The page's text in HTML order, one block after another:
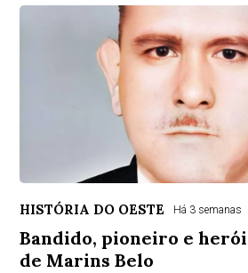
HISTÓRIA DO OESTE Há 3 semanas
Bandido, pioneiro e
de Marins Belo